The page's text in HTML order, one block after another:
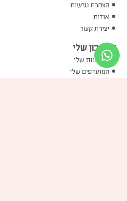
הצהרת נגישות
אודות
יצירת קשר
החשבון שלי
ההזמנות שלי
המועדפים שלי